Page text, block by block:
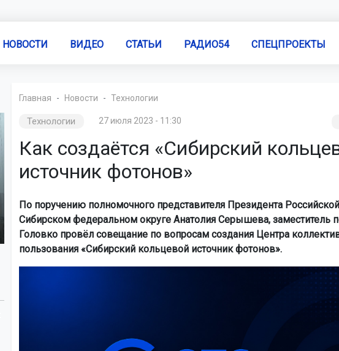
НОВОСТИ ВИДЕО СТАТЬИ РАДИО54 СПЕЦПРОЕКТЫ
Главная Новости Технологии
Технологии 27 июля 2023 - 11:30
Как создаётся «Сибирский
источник фотонов»
По поручению полномочного представителя Президента
Сибирском федеральном округе Анатолия Серышева, заместитель
Головко провёл совещание по вопросам создания Центра
пользования «Сибирский кольцевой источник фотонов».